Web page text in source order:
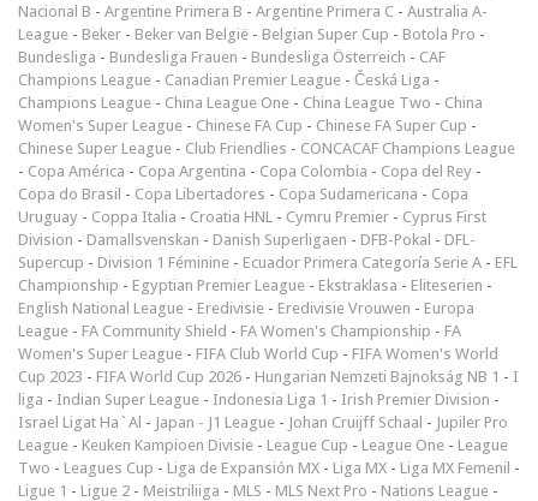
Nacional B - Argentine Primera B - Argentine Primera C - Australia A-
League - Beker - Beker van België - Belgian Super Cup - Botola Pro -
Bundesliga - Bundesliga Frauen - Bundesliga Österreich - CAF
Champions League - Canadian Premier League - Česká Liga -
Champions League - China League One - China League Two - China
Women's Super League - Chinese FA Cup - Chinese FA Super Cup -
Chinese Super League - Club Friendlies - CONCACAF Champions League
- Copa América - Copa Argentina - Copa Colombia - Copa del Rey -
Copa do Brasil - Copa Libertadores - Copa Sudamericana - Copa
Uruguay - Coppa Italia - Croatia HNL - Cymru Premier - Cyprus First
Division - Damallsvenskan - Danish Superligaen - DFB-Pokal - DFL-
Supercup - Division 1 Féminine - Ecuador Primera Categoría Serie A - EFL
Championship - Egyptian Premier League - Ekstraklasa - Eliteserien -
English National League - Eredivisie - Eredivisie Vrouwen - Europa
League - FA Community Shield - FA Women's Championship - FA
Women's Super League - FIFA Club World Cup - FIFA Women's World
Cup 2023 - FIFA World Cup 2026 - Hungarian Nemzeti Bajnokság NB 1 - I
liga - Indian Super League - Indonesia Liga 1 - Irish Premier Division -
Israel Ligat Ha`Al - Japan - J1 League - Johan Cruijff Schaal - Jupiler Pro
League - Keuken Kampioen Divisie - League Cup - League One - League
Two - Leagues Cup - Liga de Expansión MX - Liga MX - Liga MX Femenil -
Ligue 1 - Ligue 2 - Meistriliiga - MLS - MLS Next Pro - Nations League -